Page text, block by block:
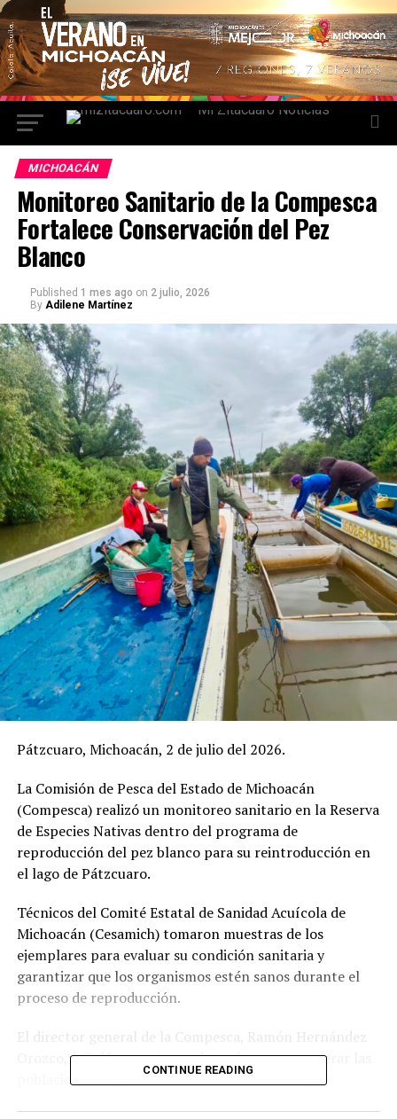
MICHOACÁN
Monitoreo Sanitario de la Compesca
Fortalece Conservación del Pez
Blanco
Published 1 mes ago on 2 julio, 2026
By Adilene Martínez
Pátzcuaro, Michoacán, 2 de julio del 2026.
La Comisión de Pesca del Estado de Michoacán
(Compesca) realizó un monitoreo sanitario en la Reserva
de Especies Nativas dentro del programa de
reproducción del pez blanco para su reintroducción en
el lago de Pátzcuaro.
Técnicos del Comité Estatal de Sanidad Acuícola de
Michoacán (Cesamich) tomaron muestras de los
ejemplares para evaluar su condición sanitaria y
garantizar que los organismos estén sanos durante el
proceso de reproducción.
El director general de la Compesca, Ramón Hernández
Orozco, señaló que estas acciones buscan recuperar las
poblaciones de pez blanco mediante un manejo
CONTINUE READING